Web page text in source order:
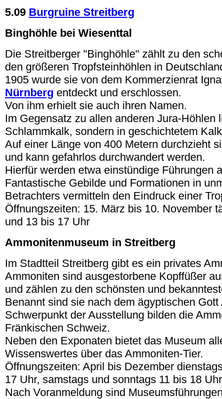
5.09 Burgruine Streitberg
Binghöhle bei Wiesenttal
Die Streitberger "Binghöhle" zählt zu den
den größeren Tropfsteinhöhlen in
1905 wurde sie von dem Kommerzienrat
Nürnberg entdeckt und erschlossen.
Von ihm erhielt sie auch ihren Namen.
Im Gegensatz zu allen anderen Jura-Höhlen
Schlammkalk, sondern in geschichtetem
Auf einer Länge von 400 Metern durchzieht
und kann gefahrlos durchwandert werden.
Hierfür werden etwa einstündige Führungen
Fantastische Gebilde und Formationen in
Betrachters vermitteln den Eindruck einer
Öffnungszeiten: 15. März bis 10. November
und 13 bis 17 Uhr
Ammonitenmuseum in Streitberg
Im Stadtteil Streitberg gibt es ein privates
Ammoniten sind ausgestorbene Kopffüßer
und zählen zu den schönsten und
Benannt sind sie nach dem ägyptischen Gott
Schwerpunkt der Ausstellung bilden die
Fränkischen Schweiz.
Neben den Exponaten bietet das Museum
Wissenswertes über das Ammoniten-Tier.
Öffnungszeiten: April bis Dezember
17 Uhr, samstags und sonntags 11 bis 18
Nach Voranmeldung sind